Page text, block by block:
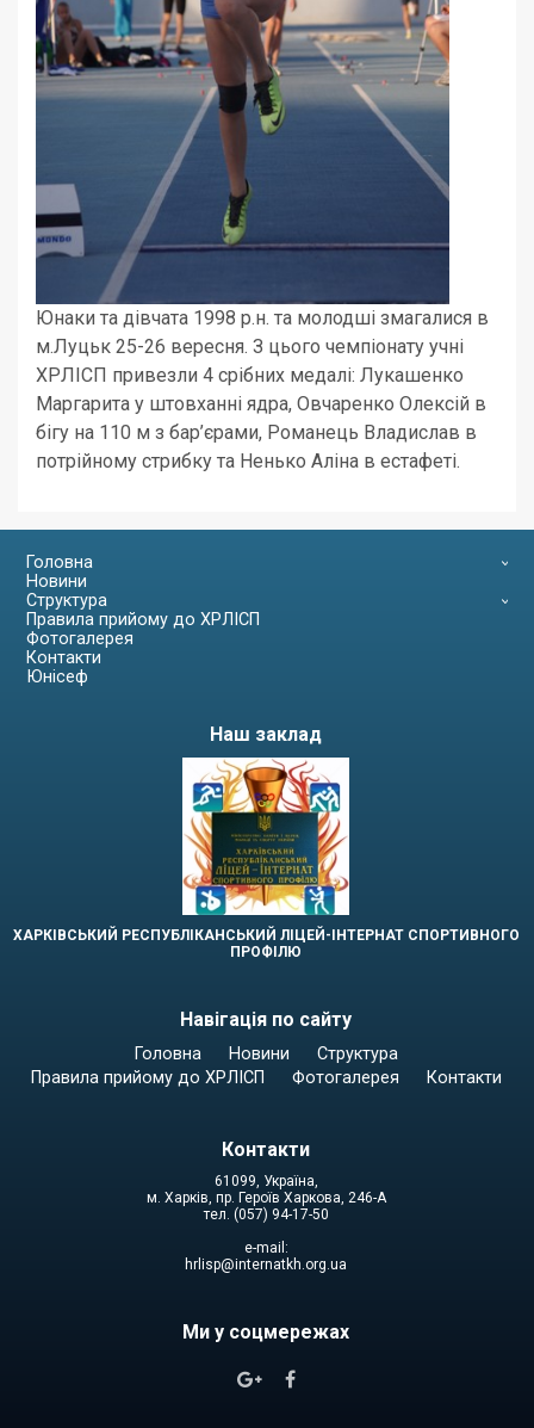
Юнаки та дівчата 1998 р.н. та молодші змагалися в
м.Луцьк 25-26 вересня. З цього чемпіонату учні
ХРЛІСП привезли 4 срібних медалі: Лукашенко
Маргарита у штовханні ядра, Овчаренко Олексій в
бігу на 110 м з бар’єрами, Романець Владислав в
потрійному стрибку та Ненько Аліна в естафеті.
Головна
Новини
Структура
Правила прийому до ХРЛІСП
Фотогалерея
Контакти
Юнісеф
Наш заклад
ХАРКІВСЬКИЙ РЕСПУБЛІКАНСЬКИЙ ЛІЦЕЙ-ІНТЕРНАТ СПОРТИВНОГО
ПРОФІЛЮ
Навігація по сайту
Головна Новини
Структура
Правила прийому до ХРЛІСП
Фотогалерея Контакти
Контакти
61099, Україна,
м. Харків, пр. Героїв Харкова, 246-А
тел. (057) 94-17-50
e-mail:
hrlisp@internatkh.org.ua
Ми у соцмережах
 